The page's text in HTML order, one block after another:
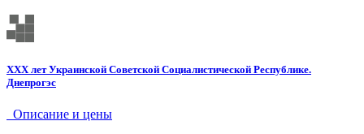
XXX лет Украинской Советской Социалистической Республике.
Днепрогэс
Описание и цены